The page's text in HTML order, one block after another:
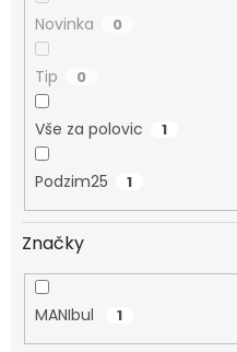
Novinka 0
Tip 0
Vše za polovic 1
Podzim25 1
Značky
MANIbul 1